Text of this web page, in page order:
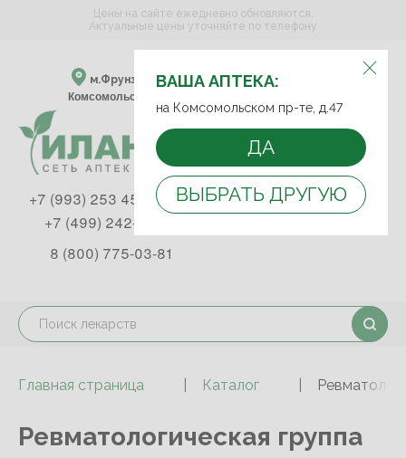
ВЫБЕРИТЕ АПТЕКУ:
м.Фрунзенская м.Спортивная
Комсомольский пр-т, д. 47
ВАША АПТЕКА:
на Комсомольском пр-те, д.47
ДА
ВЫБРАТЬ ДРУГУЮ
Цены на сайте ежедневно обновляются.
Актуальные цены уточняйте по телефону
+7 (993) 253 45 93
+7 (499) 242-90-85
8 (800) 775-03-81
Главная страница Каталог
Ревматологическая группа